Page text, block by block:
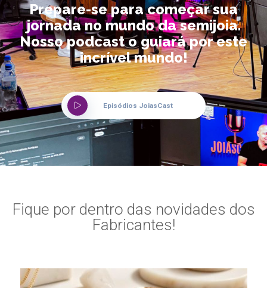
Prepare-se para começar sua
jornada no mundo da semijoia.
Nosso podcast o guiará por este
incrível mundo!
Episódios JoiasCast
Fique por dentro das novidades dos
Fabricantes!